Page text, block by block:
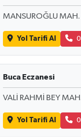
MANSUROĞLU
Yol Tarifi Al
Buca Eczanesi
VALİ RAHMİ BEY
Yol Tarifi Al